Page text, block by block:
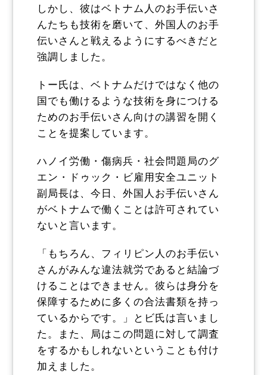
しかし、彼はベトナム人のお手伝いさ
んたちも技術を磨いて、外国人のお手
伝いさんと戦えるようにするべきだと
強調しました。
トー氏は、ベトナムだけではなく他の
国でも働けるような技術を身につける
ためのお手伝いさん向けの講習を開く
ことを提案しています。
ハノイ労働・傷病兵・社会問題局のグ
エン・ドゥック・ビ雇用安全ユニット
副局長は、今日、外国人お手伝いさん
がベトナムで働くことは許可されてい
ないと言います。
「もちろん、フィリピン人のお手伝い
さんがみんな違法就労であると結論づ
けることはできません。彼らは身分を
保障するために多くの合法書類を持っ
ているからです。」とビ氏は言いまし
た。また、局はこの問題に対して調査
をするかもしれないということも付け
加えました。